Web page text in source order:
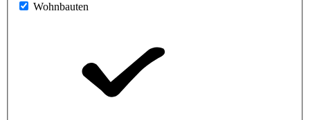
Wohnbauten